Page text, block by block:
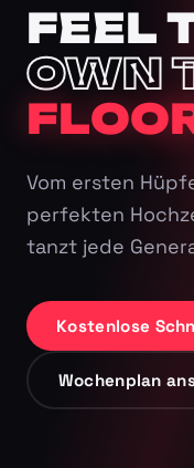
FEEL
OWN
Vom ersten
perfekten
tanzt jede
Kostenlose
Wochenplan